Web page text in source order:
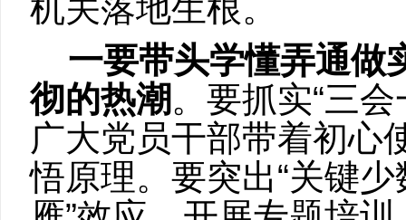
机关落地生根。
一要带头学懂弄通做
彻的热潮。要抓实“三会
广大党员干部带着初心
悟原理。要突出“关键少